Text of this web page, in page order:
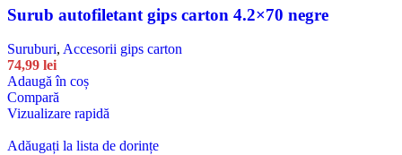
Surub autofiletant gips carton 4.2×70 negre
Suruburi, Accesorii gips carton
74,99 lei
Adaugă în coș
Compară
Vizualizare rapidă
Adăugați la lista de dorințe